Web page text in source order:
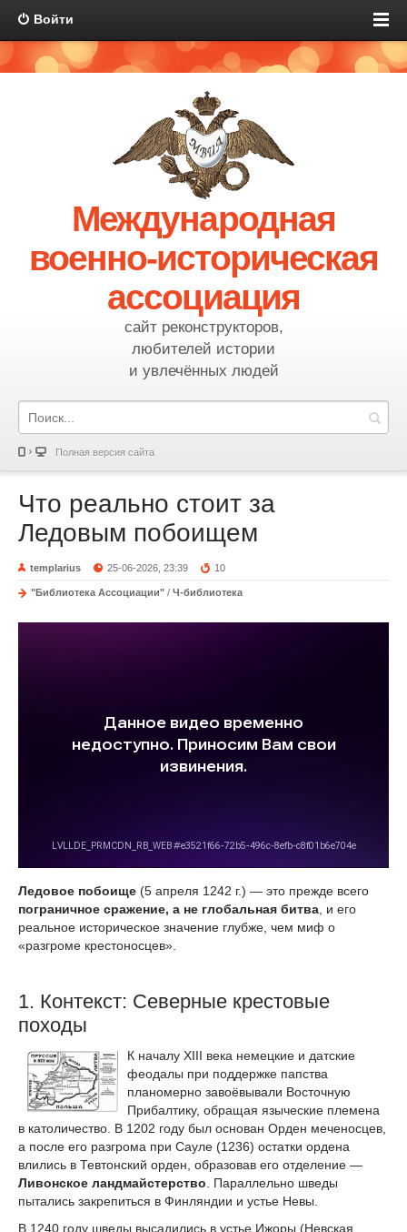
Войти
Международная
военно-историческая
ассоциация
сайт реконструкторов,
любителей истории
и увлечённых людей
Полная версия сайта
Что реально стоит за
Ледовым побоищем
templarius 25-06-2026, 23:39 10
"Библиотека Ассоциации" / Ч-библиотека
Ледовое побоище (5 апреля 1242 г.) — это прежде всего
пограничное сражение, а не глобальная битва , и его
реальное историческое значение глубже, чем миф о
«разгроме крестоносцев».
1. Контекст: Северные крестовые
походы
К началу XIII века немецкие и датские
феодалы при поддержке папства
планомерно завоёвывали Восточную
Прибалтику, обращая языческие племена
в католичество. В 1202 году был основан Орден меченосцев,
а после его разгрома при Сауле (1236) остатки ордена
влились в Тевтонский орден, образовав его отделение —
Ливонское ландмайстерство . Параллельно шведы
пытались закрепиться в Финляндии и устье Невы.
В 1240 году шведы высадились в устье Ижоры (Невская